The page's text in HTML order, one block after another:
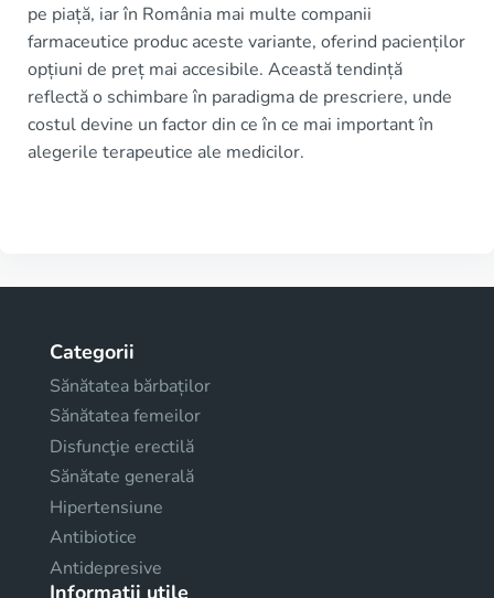
pe piață, iar în România mai multe companii
farmaceutice produc aceste variante, oferind pacienților
opțiuni de preț mai accesibile. Această tendință
reflectă o schimbare în paradigma de prescriere, unde
costul devine un factor din ce în ce mai important în
alegerile terapeutice ale medicilor.
Categorii
Sănătatea bărbaților
Sănătatea femeilor
Disfuncţie erectilă
Sănătate generală
Hipertensiune
Antibiotice
Antidepresive
Informații utile